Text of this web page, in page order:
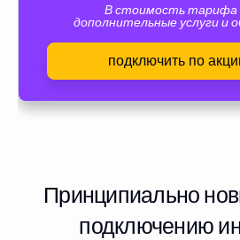
В стоимость тарифа
дополнительные услуги и
подключить по
Принципиально
подключению